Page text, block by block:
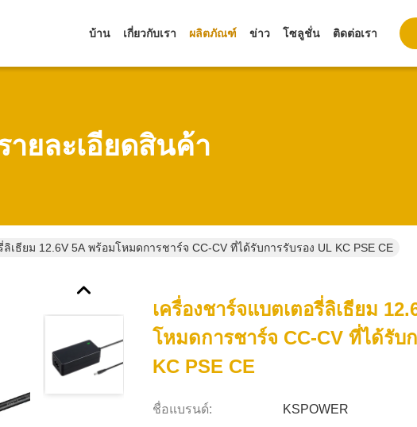
บ้าน เกี่ยวกับเรา ผลิตภัณฑ์ ข่าว โซลูชั่น ติดต่อเรา
ายละเอียดสินค้า
ลิเธียม 12.6V 5A พร้อมโหมดการชาร์จ CC-CV ที่ได้รับการรับรอง UL KC PSE CE
เครื่องชาร์จแบตเตอรี่ลิเธียม
โหมดการชาร์จ CC-CV ที่ได้รับ
KC PSE CE
ชื่อแบรนด์: KSPOWER